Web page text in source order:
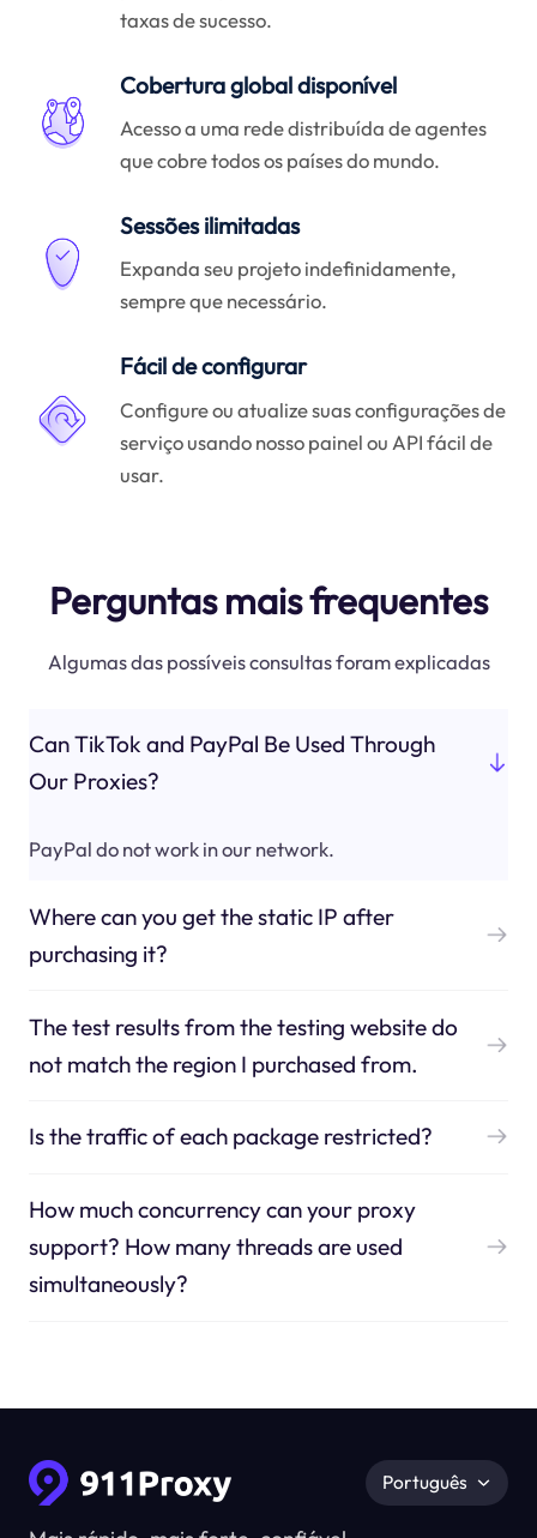
taxas de sucesso.
Cobertura global disponível
Acesso a uma rede distribuída de agentes
que cobre todos os países do mundo.
Sessões ilimitadas
Expanda seu projeto indefinidamente,
sempre que necessário.
Fácil de configurar
Configure ou atualize suas configurações de
serviço usando nosso painel ou API fácil de
usar.
Perguntas mais frequentes
Algumas das possíveis consultas foram explicadas
Can TikTok and PayPal Be Used Through
Our Proxies?
PayPal do not work in our network.
Where can you get the static IP after
purchasing it?
The test results from the testing website do
not match the region I purchased from.
Is the traffic of each package restricted?
How much concurrency can your proxy
support? How many threads are used
simultaneously?
Português